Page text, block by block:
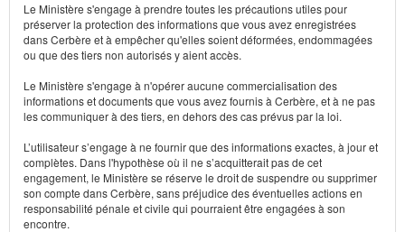
Le Ministère s'engage à prendre toutes les précautions utiles pour
préserver la protection des informations que vous avez enregistrées
dans Cerbère et à empêcher qu'elles soient déformées, endommagées
ou que des tiers non autorisés y aient accès.
Le Ministère s'engage à n'opérer aucune commercialisation des
informations et documents que vous avez fournis à Cerbère, et à ne pas
les communiquer à des tiers, en dehors des cas prévus par la loi.
L’utilisateur s’engage à ne fournir que des informations exactes, à jour et
complètes. Dans l'hypothèse où il ne s’acquitterait pas de cet
engagement, le Ministère se réserve le droit de suspendre ou supprimer
son compte dans Cerbère, sans préjudice des éventuelles actions en
responsabilité pénale et civile qui pourraient être engagées à son
encontre.